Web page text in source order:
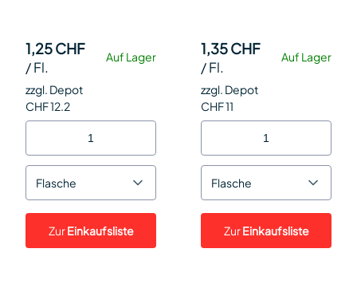
Auf Lager
1,25 CHF
/Fl.
zzgl. Depot
CHF 12.2
Flasche
ZurEinkaufsliste
Auf Lager
1,35 CHF
/Fl.
zzgl. Depot
CHF 11
Flasche
ZurEinkaufsliste